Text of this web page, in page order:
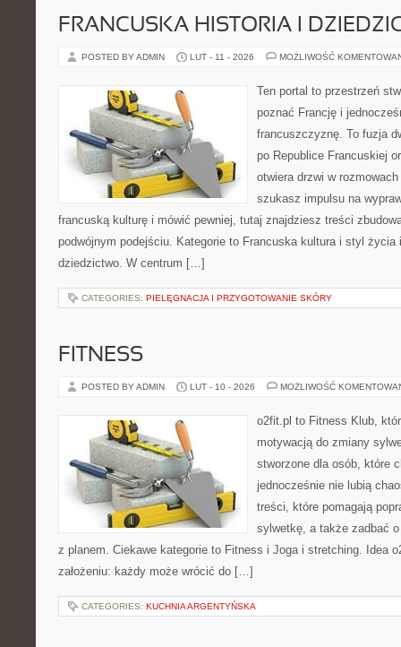
FRANCUSKA HISTORIA I
POSTED BY ADMIN LUT - 11 - 2026 MOŻLIWOŚĆ
Ten portal to przestrzeń
poznać Francję i
francuszczyznę. To fuzja
po Republice Francuskiej
otwiera drzwi w
szukasz impulsu na
francuską kulturę i mówić pewniej, tutaj znajdziesz treści
podwójnym podejściu. Kategorie to Francuska kultura i styl życia
dziedzictwo. W centrum […]
CATEGORIES: PIELĘGNACJA I PRZYGOTOWANIE SKÓRY
FITNESS
POSTED BY ADMIN LUT - 10 - 2026 MOŻLIWOŚĆ
o2fit.pl to Fitness Klub,
motywacją do zmiany
stworzone dla osób, które
jednocześnie nie lubią
treści, które pomagają
sylwetkę, a także zadbać
z planem. Ciekawe kategorie to Fitness i Joga i stretching. Idea
założeniu: każdy może wrócić do […]
CATEGORIES: KUCHNIA ARGENTYŃSKA